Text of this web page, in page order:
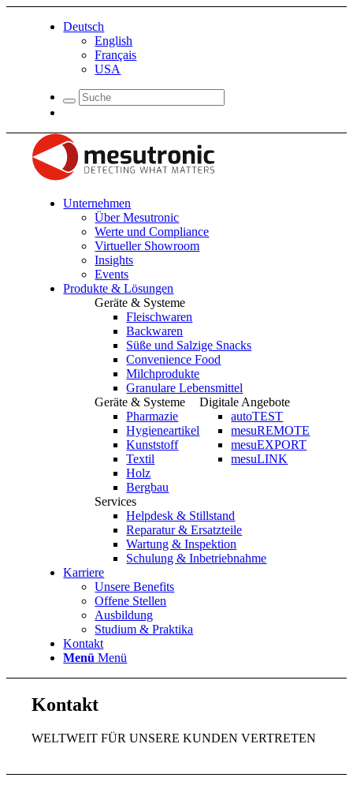
Deutsch
English
Français
USA
Unternehmen
Über Mesutronic
Werte und Compliance
Virtueller Showroom
Insights
Events
Produkte & Lösungen
Geräte & Systeme
Fleischwaren
Backwaren
Süße und Salzige Snacks
Convenience Food
Milchprodukte
Granulare Lebensmittel
Geräte & Systeme
Pharmazie
Hygieneartikel
Kunststoff
Textil
Holz
Bergbau
Digitale Angebote
autoTEST
mesuREMOTE
mesuEXPORT
mesuLINK
Services
Helpdesk & Stillstand
Reparatur & Ersatzteile
Wartung & Inspektion
Schulung & Inbetriebnahme
Karriere
Unsere Benefits
Offene Stellen
Ausbildung
Studium & Praktika
Kontakt
Menü Menü
Kontakt
WELTWEIT FÜR UNSERE KUNDEN VERTRETEN